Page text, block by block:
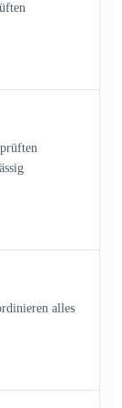
alles